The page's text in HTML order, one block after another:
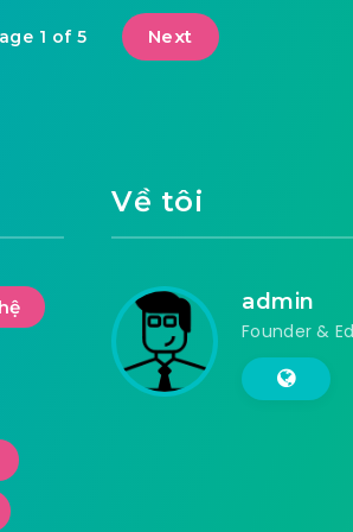
1 of 5 Next
Về tôi
admin
Founder &